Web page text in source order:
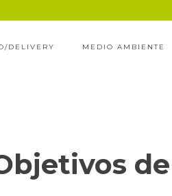
DELIVERY MEDIO AMBIENTE